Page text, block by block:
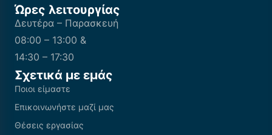
Ώρες λειτουργίας
Δευτέρα – Παρασκευή
08:00 – 13:00 &
14:30 – 17:30
Σχετικά με εμάς
Ποιοι είμαστε
Επικοινωνήστε μαζί μας
Θέσεις εργασίας